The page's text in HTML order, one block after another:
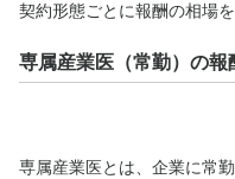
契約形態ごとに報酬の相場を
専属産業医（常勤）の報
専属産業医とは、企業に常